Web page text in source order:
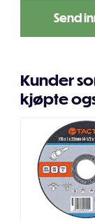
Kunder
kjøpte